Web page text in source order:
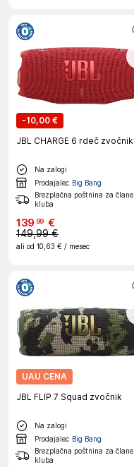
-10,00 €
JBL CHARGE 6 rdeč zvočnik
Na zalogi
Prodajalec Big Bang
Brezplačna poštnina za člane
kluba
139 99 €
149,99 €
ali od 10,63 € / mesec
UAU CENA
JBL FLIP 7 Squad zvočnik
Na zalogi
Prodajalec Big Bang
Brezplačna poštnina za člane
kluba